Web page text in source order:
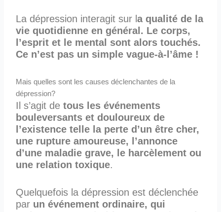
La dépression interagit sur la qualité de la
vie quotidienne en général. Le corps,
l’esprit et le mental sont alors touchés.
Ce n’est pas un simple vague-à-l’âme !
Mais quelles sont les causes déclenchantes de la
dépression?
Il s’agit detous les événements
bouleversants et douloureux de
l’existence telle la perte d’un être cher,
une rupture amoureuse, l’annonce
d’une maladie grave, le harcèlement ou
une relation toxique.
Quelquefois la dépression est déclenchée
par un événement ordinaire, qui